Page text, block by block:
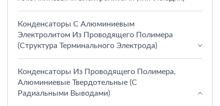
Конденсаторы С Алюминиевым
Электролитом Из Проводящего Полимера
(структура Терминального Электрода)
Конденсаторы Из Проводящего Полимера,
Алюминиевые Твердотельные (с
Радиальными Выводами)